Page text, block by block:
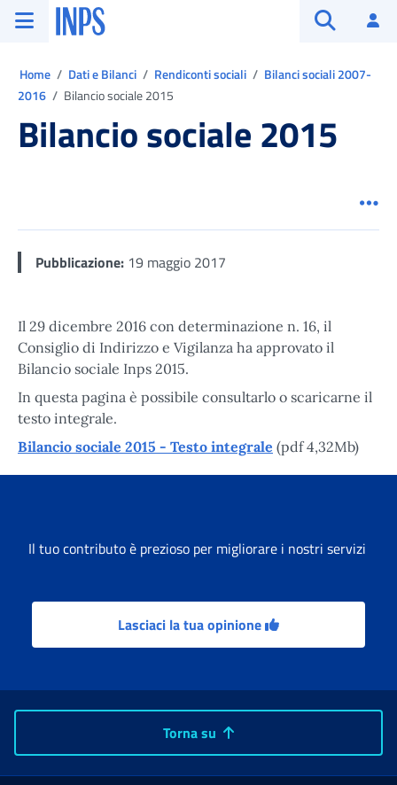
Vai al menu principale
Vai al contenuto principale
Vai al pie' di pagina
INPS ()
Home Dati e Bilanci Rendiconti sociali
Bilanci sociali 2007-
2016
Bilancio sociale 2015
Bilancio sociale 2015
Pubblicazione: 19 maggio 2017
Il 29 dicembre 2016 con determinazione n. 16, il
Consiglio di Indirizzo e Vigilanza ha approvato il
Bilancio sociale Inps 2015.
In questa pagina è possibile consultarlo o scaricarne il
testo integrale.
Bilancio sociale 2015 - Testo integrale (pdf 4,32Mb)
Il tuo contributo è prezioso per migliorare i nostri servizi
Lasciaci la tua opinione
Torna su